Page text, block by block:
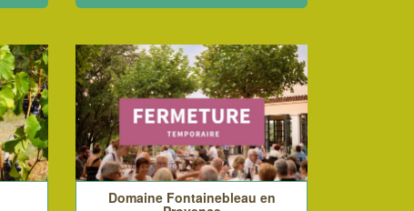
Domaine Fontainebleau en